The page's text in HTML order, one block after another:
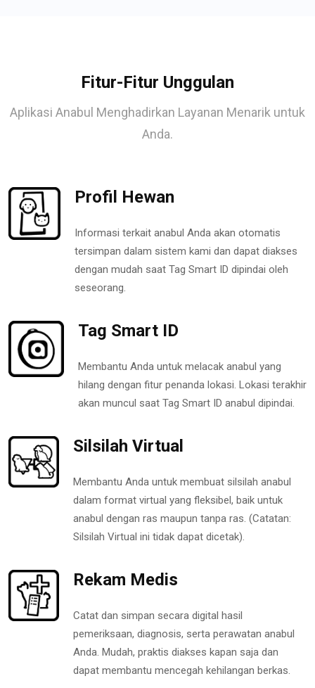
Fitur-Fitur Unggulan
Aplikasi Anabul Menghadirkan Layanan Menarik untuk
Anda.
Profil Hewan
Informasi terkait anabul Anda akan otomatis
tersimpan dalam sistem kami dan dapat diakses
dengan mudah saat Tag Smart ID dipindai oleh
seseorang.
Tag Smart ID
Membantu Anda untuk melacak anabul yang
hilang dengan fitur penanda lokasi. Lokasi terakhir
akan muncul saat Tag Smart ID anabul dipindai.
Silsilah Virtual
Membantu Anda untuk membuat silsilah anabul
dalam format virtual yang fleksibel, baik untuk
anabul dengan ras maupun tanpa ras. (Catatan:
Silsilah Virtual ini tidak dapat dicetak).
Rekam Medis
Catat dan simpan secara digital hasil
pemeriksaan, diagnosis, serta perawatan anabul
Anda. Mudah, praktis diakses kapan saja dan
dapat membantu mencegah kehilangan berkas.